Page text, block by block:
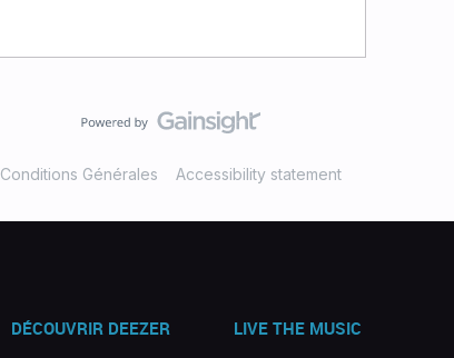
Conditions Générales Accessibility statement
DÉCOUVRIR DEEZER LIVE THE MUSIC